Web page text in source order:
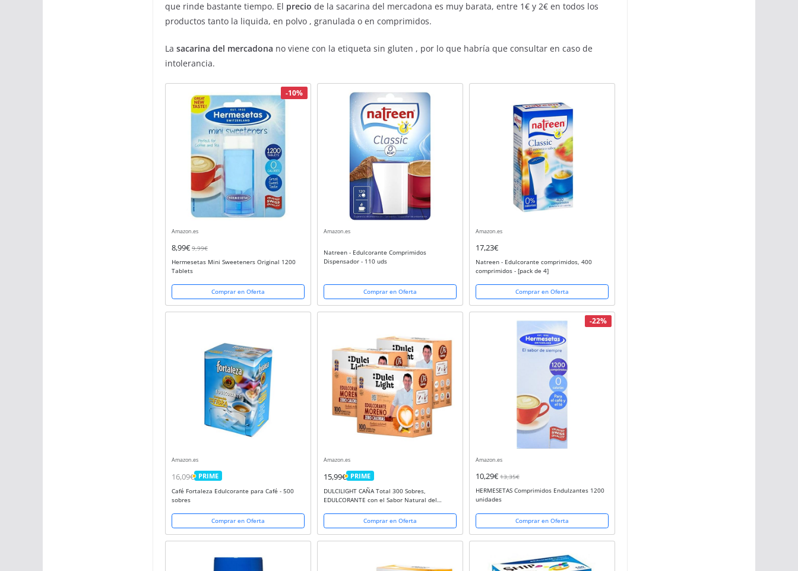
que rinde bastante tiempo. El precio de la sacarina del mercadona es muy barata, entre 1€ y 2€ en todos los
productos tanto la liquida, en polvo , granulada o en comprimidos.
La sacarina del mercadona no viene con la etiqueta sin gluten , por lo que habría que consultar en caso de
intolerancia.
-10%
Amazon.es
8,99€ 9,99€
Hermesetas Mini Sweeteners Original 1200
Tablets
Comprar en Oferta
Amazon.es
Natreen - Edulcorante Comprimidos
Dispensador - 110 uds
Comprar en Oferta
Amazon.es
17,23€
Natreen - Edulcorante comprimidos, 400
comprimidos - [pack de 4]
Comprar en Oferta
Amazon.es
16,09€ PRIME
PRIME
Café Fortaleza Edulcorante para Café - 500
sobres
Comprar en Oferta
Amazon.es
15,99€ PRIME
PRIME
DULCILIGHT CAÑA Total 300 Sobres,
EDULCORANTE con el Sabor Natural del
Estuches x 100 C/U.Comprar en Oferta
-22%
Amazon.es
10,29€ 13,35€
HERMESETAS Comprimidos Endulzantes 1200
unidades
Comprar en Oferta